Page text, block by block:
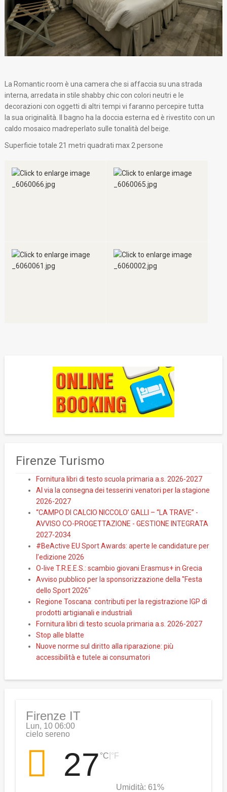
La Romantic room è una camera che si affaccia su una strada
interna, arredata in stile shabby chic con colori neutri e le
decorazioni con oggetti di altri tempi vi faranno percepire tutta
la sua originalità. Il bagno ha la doccia esterna ed è rivestito con un
caldo mosaico madreperlato sulle tonalità del beige.
Superficie totale 21 metri quadrati max 2 persone
Firenze Turismo
Fornitura libri di testo scuola primaria a.s. 2026-2027
Al via la consegna dei tesserini venatori per la stagione
2026-2027
“CAMPO DI CALCIO NICCOLO’ GALLI – “LA TRAVE” -
AVVISO CO-PROGETTAZIONE - GESTIONE INTEGRATA
2027-2034
#BeActive EU Sport Awards: aperte le candidature per
l'edizione 2026
O-live T.R.E.E.S.: scambio giovani Erasmus+ in Grecia
Avviso pubblico per la sponsorizzazione della "Festa
dello Sport 2026"
Regione Toscana: contributi per la registrazione IGP di
prodotti artigianali e industriali
Fornitura libri di testo scuola primaria a.s. 2026-2027
Stop alle blatte
Nuove norme sul diritto alla riparazione: più
accessibilità e tutele ai consumatori
Firenze IT
Lun, 10 06:00
cielo sereno
27 °C °F
Umidità: 61%